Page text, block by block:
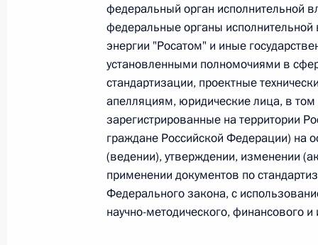
26 июля 2026 года
Федеральный закон от
О внесении изменений в статью 9.21
26 июля 2026 года
Федеральный закон от
федеральный орган исполнительной
федеральные органы исполнительной
энергии "Росатом" и иные
установленными полномочиями в
стандартизации, проектные
апелляциям, юридические лица, в
зарегистрированные на территории
граждане Российской Федерации) на
(ведении), утверждении, изменении
применении документов по
Федерального закона, с
научно-методического, финансового